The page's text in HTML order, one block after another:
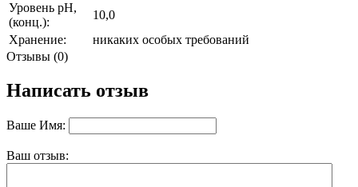
Уровень рН,
(конц.):
10,0
Хранение:
никаких особых требований
Отзывы (0)
Написать отзыв
Ваше Имя:
Ваш отзыв: